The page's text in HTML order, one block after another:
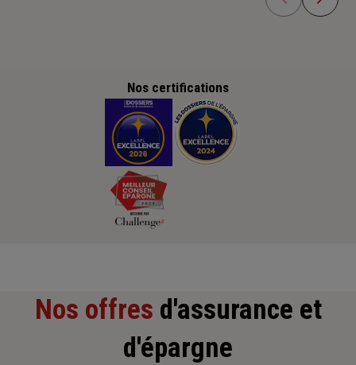
Nos certifications
Nos offres d'assurance et
d'épargne